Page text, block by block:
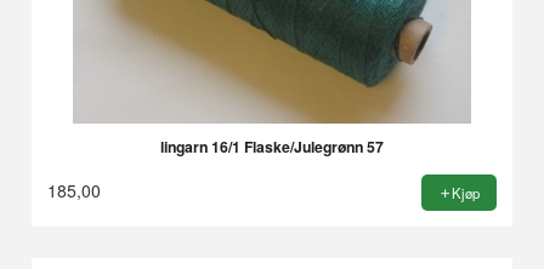
lingarn 16/1 Flaske/Julegrønn 57
185,00 Kjøp